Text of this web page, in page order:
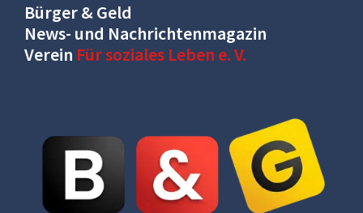
Bürger & Geld
News- und Nachrichtenmagazin
Verein Für soziales Leben e. V.